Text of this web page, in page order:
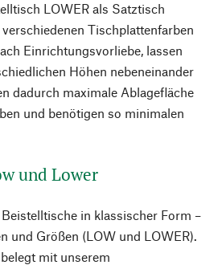
LOWER als Satztisch
Tischplattenfarben
Einrichtungsvorliebe, lassen
Höhen nebeneinander
dadurch maximale Ablagefläche
und benötigen so minimalen
und Lower
in klassischer Form –
und Größen (LOW und LOWER).
mit unserem